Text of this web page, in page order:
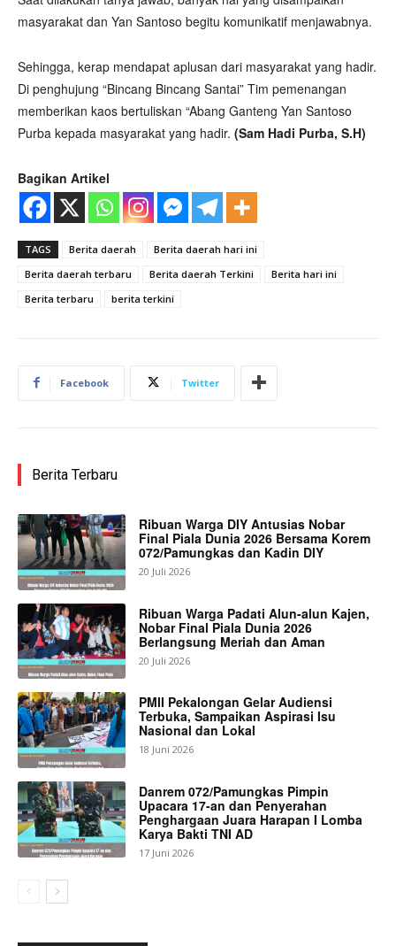
masyarakat dan Yan Santoso begitu komunikatif menjawabnya.
Sehingga, kerap mendapat aplusan dari masyarakat yang hadir.
Di penghujung “Bincang Bincang Santai” Tim pemenangan
memberikan kaos bertuliskan “Abang Ganteng Yan Santoso
Purba kepada masyarakat yang hadir. (Sam Hadi Purba, S.H)
Bagikan Artikel
TAGS Berita daerah
Berita daerah hari ini
Berita daerah terbaru
Berita daerah Terkini
Berita hari ini
Berita terbaru
berita terkini
Facebook Twitter
Berita Terbaru
Ribuan Warga DIY Antusias Nobar
Final Piala Dunia 2026 Bersama Korem
072/Pamungkas dan Kadin DIY
20 Juli 2026
Ribuan Warga Padati Alun-alun Kajen,
Nobar Final Piala Dunia 2026
Berlangsung Meriah dan Aman
20 Juli 2026
PMII Pekalongan Gelar Audiensi
Terbuka, Sampaikan Aspirasi Isu
Nasional dan Lokal
18 Juni 2026
Danrem 072/Pamungkas Pimpin
Upacara 17-an dan Penyerahan
Penghargaan Juara Harapan I Lomba
Karya Bakti TNI AD
17 Juni 2026